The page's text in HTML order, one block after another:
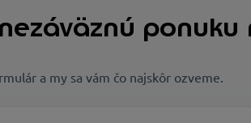
a my sa vám čo najskôr ozveme.